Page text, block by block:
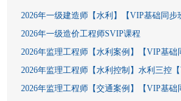
2026年一级建造师【水利】【VIP基础同步
2026年一级造价工程师SVIP课程
2026年监理工程师【水利案例】【VIP基础
2026年监理工程师【水利控制】水利三控【
2026年监理工程师【交通案例】【VIP基础